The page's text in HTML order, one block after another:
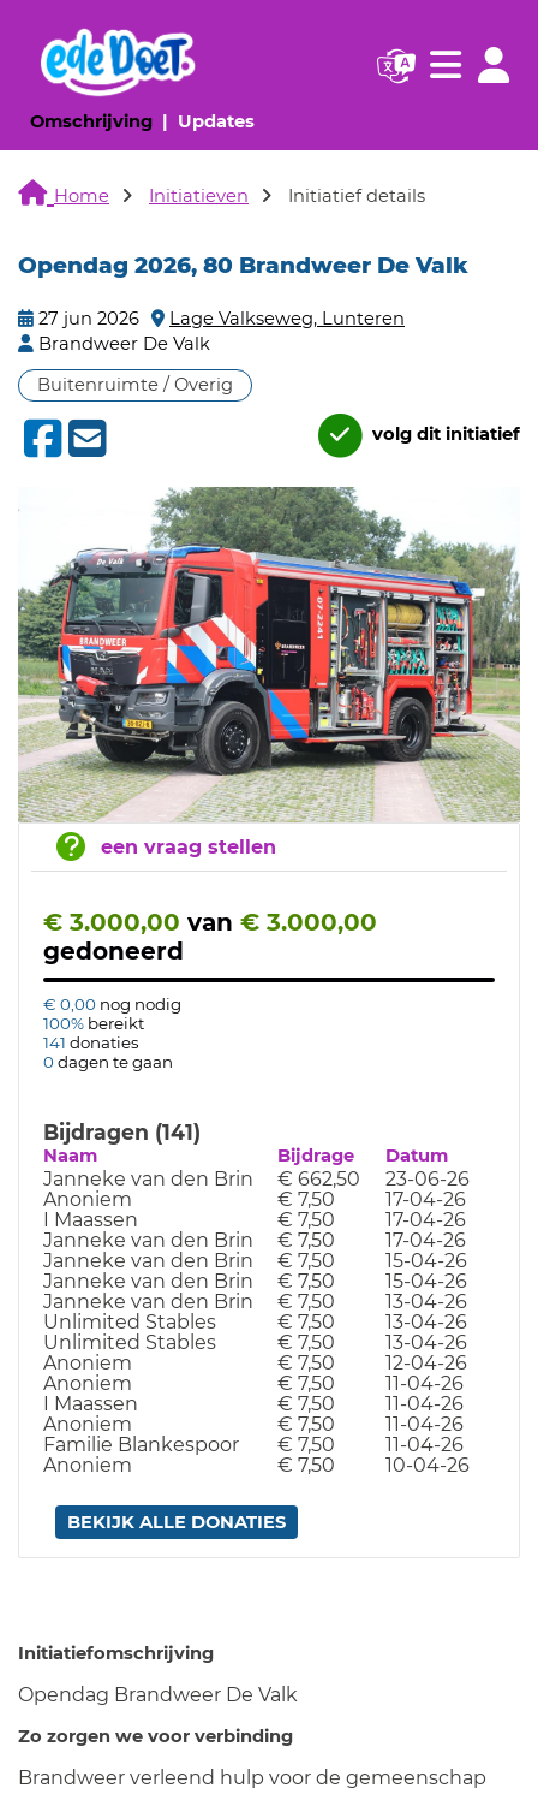
Omschrijving(huidige pagina)
Updates(huidige pagina)
Navigatie
Home Initiatieven Initiatief details
Opendag 2026, 80 Brandweer De Valk
27 jun 2026
Lage Valkseweg, Lunteren
Brandweer De Valk
Buitenruimte / Overig
volg dit initiatief
een vraag stellen
€ 3.000,00 van € 3.000,00
gedoneerd
€ 0,00 nog nodig
100% bereikt
141 donaties
0dagen te gaan
Bijdragen (141)
Naam Bijdrage Datum
Janneke van den Brin € 662,50
23-06-26
Anoniem
€ 7,50
17-04-26
I Maassen
€ 7,50
17-04-26
Janneke van den Brin
€ 7,50
17-04-26
Janneke van den Brin
€ 7,50
15-04-26
Janneke van den Brin
€ 7,50
15-04-26
Janneke van den Brin
€ 7,50
13-04-26
Unlimited Stables
€ 7,50
13-04-26
Unlimited Stables
€ 7,50
13-04-26
Anoniem
€ 7,50
12-04-26
Anoniem
€ 7,50
11-04-26
I Maassen
€ 7,50
11-04-26
Anoniem
€ 7,50
11-04-26
Familie Blankespoor
€ 7,50
11-04-26
Anoniem
€ 7,50 10-04-26
BEKIJK ALLE DONATIES
Initiatiefomschrijving
Opendag Brandweer De Valk
Zo zorgen we voor verbinding
Brandweer verleend hulp voor de gemeenschap